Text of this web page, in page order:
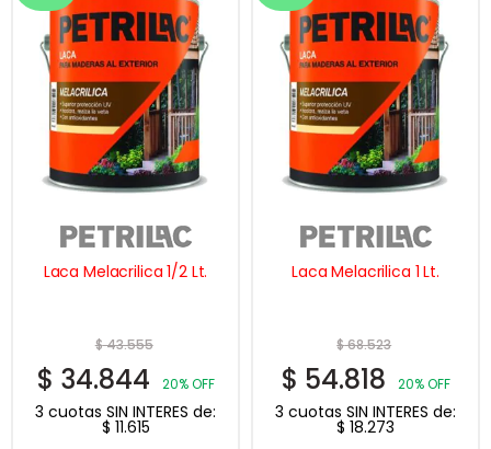
se
pueden
en
la
página
de
producto
Laca Melacrilica 1/2 Lt.
$43.555
$ 34.844 20% OFF
3 cuotas SIN INTERES de:
$ 11.615
Laca Melacrilica 1 Lt.
$68.523
$ 54.818 20% OFF
3 cuotas SIN INTERES de:
$ 18.273